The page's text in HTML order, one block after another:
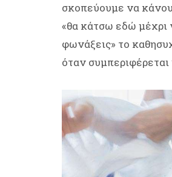
σκοπεύουμε να
«θα κάτσω εδώ μέχρι
φωνάξεις» το
όταν